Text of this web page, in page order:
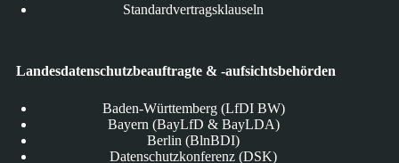
Standardvertragsklauseln
Landesdatenschutzbeauftragte & -aufsichtsbehörden
Baden-Württemberg (LfDI BW)
Bayern (BayLfD & BayLDA)
Berlin (BlnBDI)
Datenschutzkonferenz (DSK)